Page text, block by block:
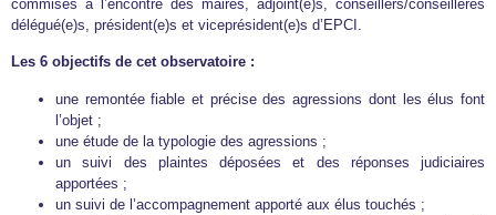
commises à l’encontre des maires, adjoint(e)s, conseillers/conseillères
délégué(e)s, président(e)s et viceprésident(e)s d’EPCI.
Les 6 objectifs de cet observatoire :
une remontée fiable et précise des agressions dont les élus font
l’objet ;
une étude de la typologie des agressions ;
un suivi des plaintes déposées et des réponses judiciaires
apportées ;
un suivi de l’accompagnement apporté aux élus touchés ;